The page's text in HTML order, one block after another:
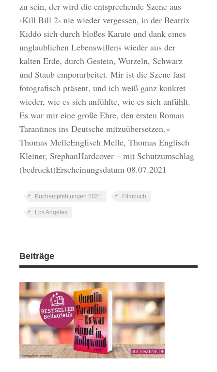
zu sein, der wird die entsprechende Szene aus
›Kill Bill 2‹ nie wieder vergessen, in der Beatrix
Kiddo sich durch bloßes Karate und dank eines
unglaublichen Lebenswillens wieder aus der
kalten Erde, durch Gestein, Wurzeln, Schwarz
und Staub emporarbeitet. Mir ist die Szene fast
fotografisch präsent, und ich weiß ganz konkret
wieder, wie es sich anfühlte, wie es sich anfühlt.
Es war mir eine große Ehre, den ersten Roman
Tarantinos ins Deutsche mitzuübersetzen.«
Thomas MelleEnglisch Melle, Thomas Englisch
Kleiner, StephanHardcover – mit Schutzumschlag
(bedruckt)Erscheinungsdatum 08.07.2021
Buchempfehlungen 2021 Filmbuch
Los Angeles
Beiträge